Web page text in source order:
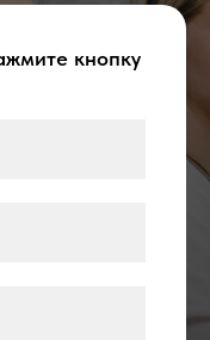
кнопку